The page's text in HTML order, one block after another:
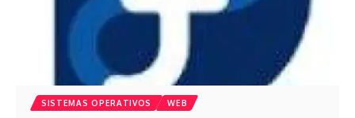
SISTEMAS OPERATIVOS WEB